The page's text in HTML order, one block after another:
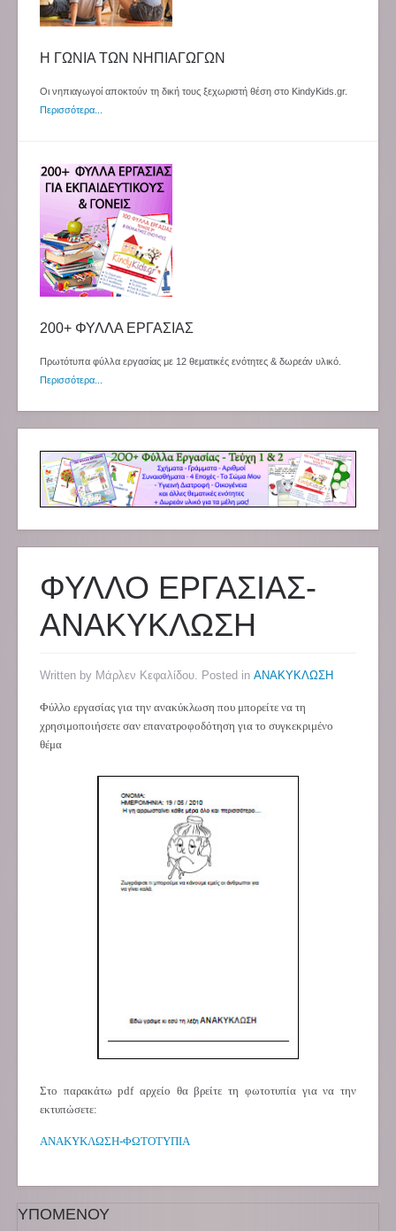
Η ΓΩΝΙΑ ΤΩΝ ΝΗΠΙΑΓΩΓΩΝ
Οι νηπιαγωγοί αποκτούν τη δική τους ξεχωριστή θέση στο KindyKids.gr.
Περισσότερα...
200+ ΦΥΛΛΑ ΕΡΓΑΣΙΑΣ
Πρωτότυπα φύλλα εργασίας με 12 θεματικές ενότητες & δωρεάν υλικό.
Περισσότερα...
ΦΥΛΛΟ ΕΡΓΑΣΙΑΣ-
ΑΝΑΚΥΚΛΩΣΗ
Written by Μάρλεν Κεφαλίδου. Posted in ΑΝΑΚΥΚΛΩΣΗ
Φύλλο εργασίας για την ανακύκλωση που μπορείτε να τη
χρησιμοποιήσετε σαν επανατροφοδότηση για το συγκεκριμένο
θέμα
Στο παρακάτω pdf αρχείο θα βρείτε τη φωτοτυπία για να την
εκτυπώσετε:
ΑΝΑΚΥΚΛΩΣΗ-ΦΩΤΟΤΥΠΙΑ
ΥΠΟΜΕΝΟΥ